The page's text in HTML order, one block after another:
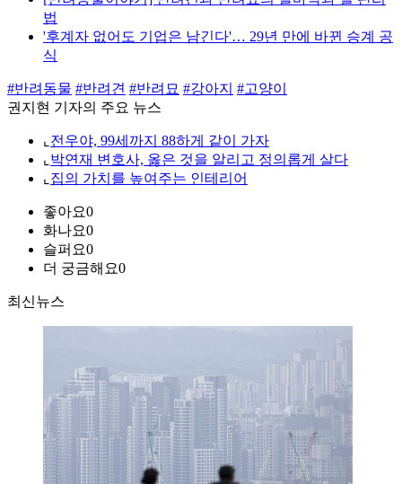
법
'후계자 없어도 기업은 남긴다'… 29년 만에 바뀐 승계 공
식
#반려동물 #반려견 #반려묘 #강아지 #고양이
권지현 기자의 주요 뉴스
⌞ 전우야, 99세까지 88하게 같이 가자
⌞ 박연재 변호사, 옳은 것을 알리고 정의롭게 살다
⌞ 집의 가치를 높여주는 인테리어
좋아요0
화나요0
슬퍼요0
더 궁금해요0
최신뉴스